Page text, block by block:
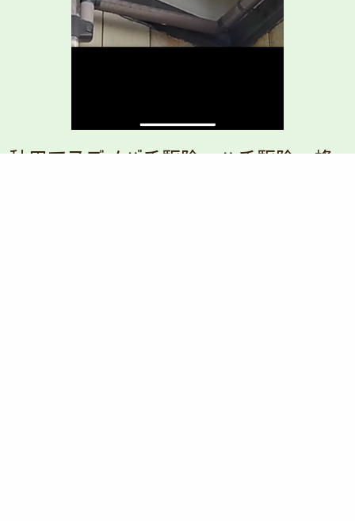
秋田でスズメバチ駆除・ハチ駆除・蜂